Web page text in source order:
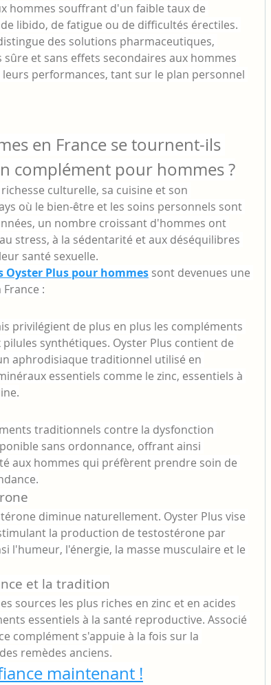
hommes souffrant d'un faible taux de
libido, de fatigue ou de difficultés érectiles.
des solutions pharmaceutiques,
et sans effets secondaires aux hommes
performances, tant sur le plan personnel
en France se tournent-ils
complément pour hommes ?
culturelle, sa cuisine et son
où le bien-être et les soins personnels sont
un nombre croissant d'hommes ont
stress, à la sédentarité et aux déséquilibres
santé sexuelle.
Oyster Plus pour hommes sont devenues une
:
privilégient de plus en plus les compléments
synthétiques. Oyster Plus contient de
aphrodisiaque traditionnel utilisé en
essentiels comme le zinc, essentiels à
traditionnels contre la dysfonction
sans ordonnance, offrant ainsi
aux hommes qui préfèrent prendre soin de
diminue naturellement. Oyster Plus vise
la production de testostérone par
l'humeur, l'énergie, la masse musculaire et le
et la tradition
sources les plus riches en zinc et en acides
essentiels à la santé reproductive. Associé
complément s'appuie à la fois sur la
remèdes anciens.
maintenant !